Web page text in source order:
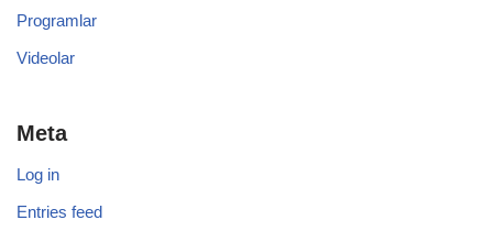
Programlar
Videolar
Meta
Log in
Entries feed